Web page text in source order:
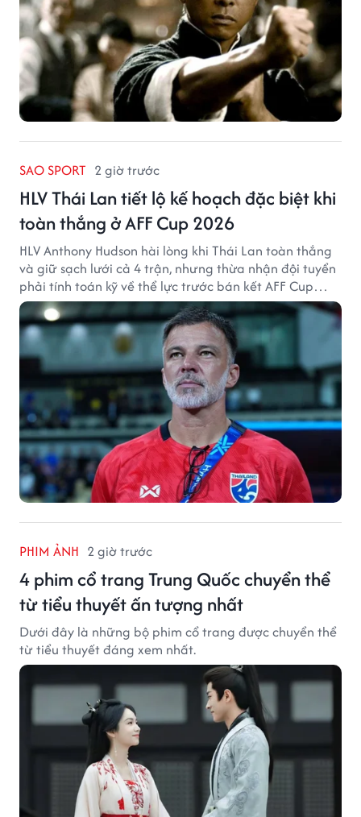
SAO SPORT 2 giờ trước
HLV Thái Lan tiết lộ kế hoạch đặc biệt khi
toàn thắng ở AFF Cup 2026
HLV Anthony Hudson hài lòng khi Thái Lan toàn thắng
và giữ sạch lưới cả 4 trận, nhưng thừa nhận đội tuyển
phải tính toán kỹ về thể lực trước bán kết AFF Cup
2026.
PHIM ẢNH 2 giờ trước
4 phim cổ trang Trung Quốc chuyển thể
từ tiểu thuyết ấn tượng nhất
Dưới đây là những bộ phim cổ trang được chuyển thể
từ tiểu thuyết đáng xem nhất.